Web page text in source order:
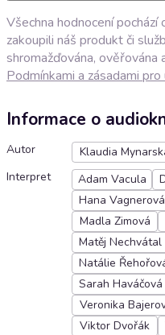
Všechna hodnocení
zakoupili náš produkt či
shromažďována, ověřována
Podmínkami a zásadami
Informace o
Autor Klaudia
Interpret
Adam Vacula
Hana Vagnerová
Madla Zimová
Matěj Nechvátal
Natálie
Sarah Haváčová
Veronika
Viktor Dvořák